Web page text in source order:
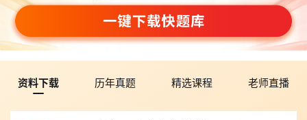
2026年一级造价工程师报名的统一入口为中国人事考试网
(www.cpta.com.cn)，考生登录后进入“网上报名”栏目操作。
报名流程包括：网上注册→网上报名(选择考试级别和科目)→资
成网上注册，填报个人身份信息、上传经照片审核工具处理的本人
半年内白底证件照片。
资料下载 历年真题 精选课程 老师直播